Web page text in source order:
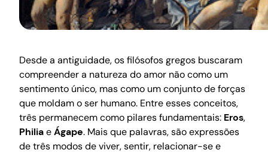
Desde a antiguidade, os filósofos gregos buscaram
compreender a natureza do amor não como um
sentimento único, mas como um conjunto de forças
que moldam o ser humano. Entre esses conceitos,
três permanecem como pilares fundamentais: Eros,
PhiliaeÁgape. Mais que palavras, são expressões
de três modos de viver, sentir, relacionar-se e